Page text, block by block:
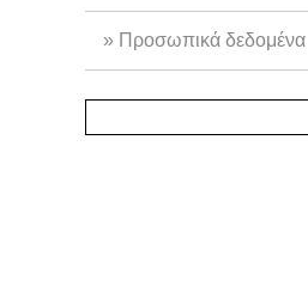
Προσωπικά δεδομένα